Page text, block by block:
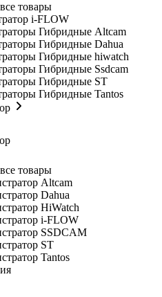
товары
i-FLOW
Гибридные Altcam
Гибридные Dahua
Гибридные hiwatch
Гибридные Ssdcam
Гибридные ST
Гибридные Tantos
товары
Altcam
Dahua
HiWatch
i-FLOW
SSDCAM
ST
Tantos